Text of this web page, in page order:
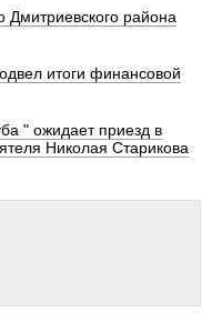
района
итоги финансовой
" ожидает приезд в
Николая Старикова